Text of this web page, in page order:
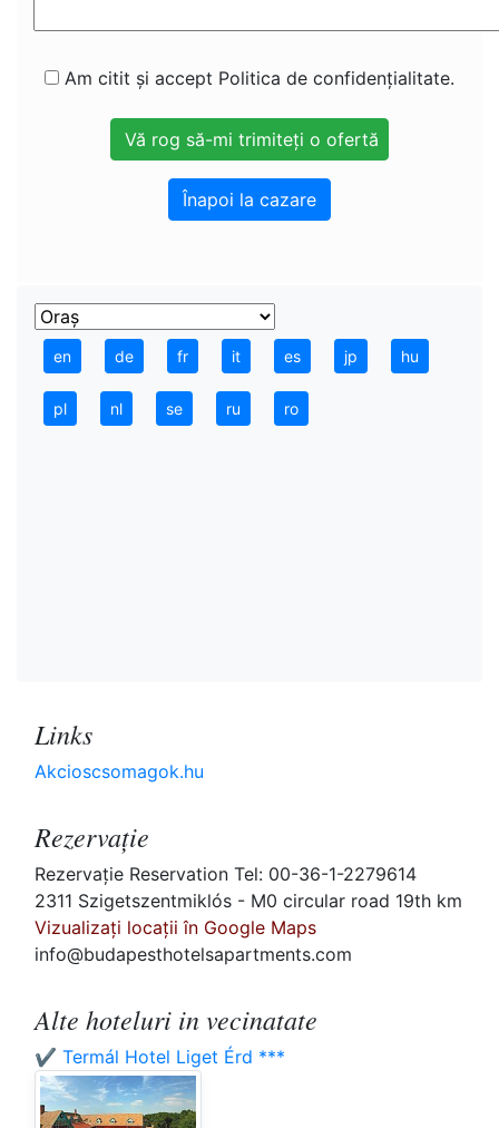
Am citit și accept Politica de confidențialitate.
Înapoi la cazare
en de fr it es jp hu
pl nl se ru ro
Links
Akcioscsomagok.hu
Rezervaţie
Rezervaţie Reservation Tel: 00-36-1-2279614
2311 Szigetszentmiklós - M0 circular road 19th km
Vizualizați locații în Google Maps
info@budapesthotelsapartments.com
Alte hoteluri in vecinatate
✔️ Termál Hotel Liget Érd ***